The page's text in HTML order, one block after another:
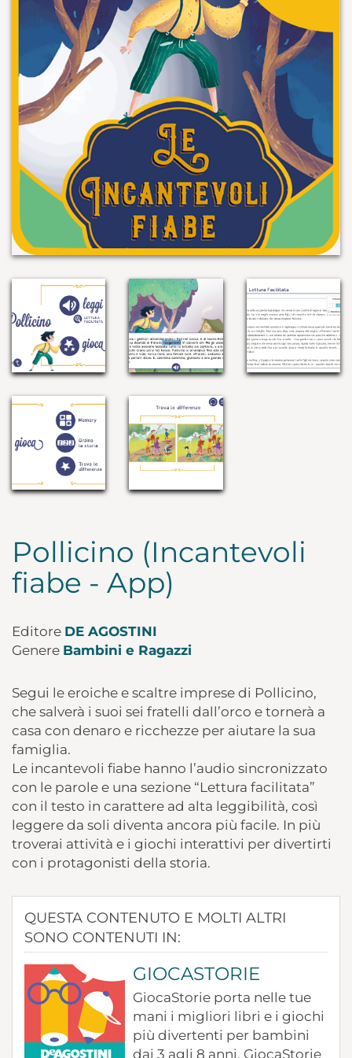
Pollicino (Incantevoli
fiabe - App)
Editore DE AGOSTINI
Genere Bambini e Ragazzi
Segui le eroiche e scaltre imprese di Pollicino,
che salverà i suoi sei fratelli dall’orco e tornerà a
casa con denaro e ricchezze per aiutare la sua
famiglia.
Le incantevoli fiabe hanno l’audio sincronizzato
con le parole e una sezione “Lettura facilitata”
con il testo in carattere ad alta leggibilità, così
leggere da soli diventa ancora più facile. In più
troverai attività e i giochi interattivi per divertirti
con i protagonisti della storia.
QUESTA CONTENUTO E MOLTI ALTRI
SONO CONTENUTI IN:
GIOCASTORIE
GiocaStorie porta nelle tue
mani i migliori libri e i giochi
più divertenti per bambini
dai 3 agli 8 anni. GiocaStorie